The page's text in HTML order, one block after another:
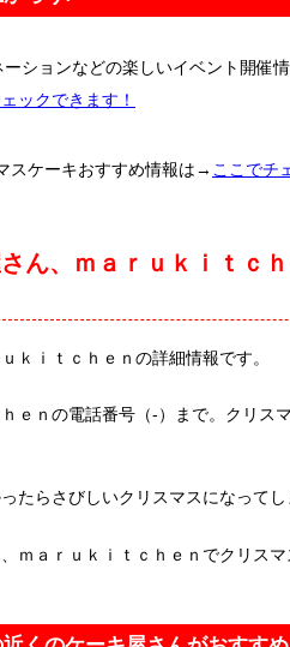
ションなどの楽しいイベント開催
ックできます！
スケーキおすすめ情報は→ ここでチ
ん、ｍａｒｕｋｉｔｃ
ｕｋｉｔｃｈｅｎの詳細情報です。
ｅｎの電話番号（-）まで。クリス
たらさびしいクリスマスになってし
ｍａｒｕｋｉｔｃｈｅｎでクリス